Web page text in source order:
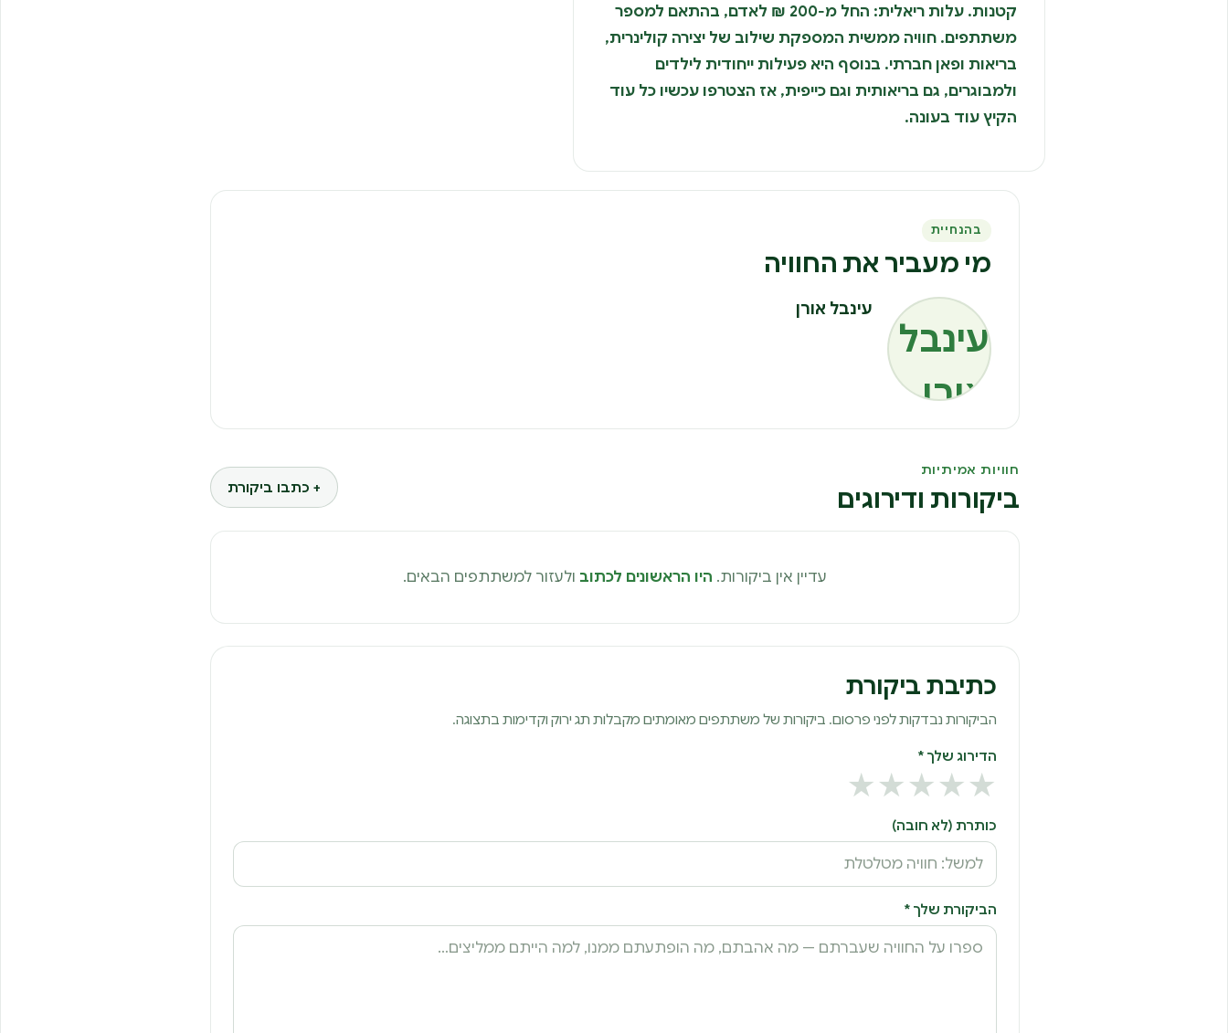
קטנות. עלות ריאלית: החל מ‑200 ₪ לאדם, בהתאם למספר
משתתפים. חוויה ממשית המספקת שילוב של יצירה קולינרית,
בריאות ופאן חברתי. בנוסף היא פעילות ייחודית לילדים
ולמבוגרים, גם בריאותית וגם כייפית, אז הצטרפו עכשיו כל עוד
הקיץ עוד בעונה.
בהנחיית
מי מעביר את החוויה
עינבל אורן
חוויות אמיתיות
ביקורות ודירוגים + כתבו ביקורת
עדיין אין ביקורות. היו הראשונים לכתוב ולעזור למשתתפים הבאים.
כתיבת ביקורת
הביקורות נבדקות לפני פרסום. ביקורות של משתתפים מאומתים מקבלות תג ירוק וקדימות בתצוגה.
הדירוג שלך *
★★★★★
כותרת (לא חובה)
הביקורת שלך *